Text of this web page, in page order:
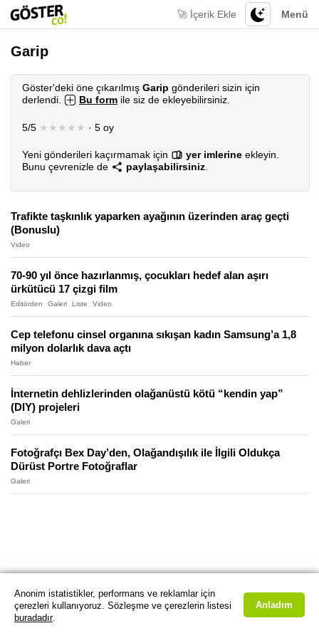
Menü
🚀 İçerik Ekle
Garip
Göster'deki öne çıkarılmış Garip gönderileri sizin için
derlendi.
Bu form ile siz de ekleyebilirsiniz.
5/5 ★★★★★ · 5 oy
Yeni gönderileri kaçırmamak için yer imlerine ekleyin.
Bunu çevrenizle de
paylaşabilirsiniz
Trafikte taşkınlık yaparken ayağının üzerinden araç geçti
(Bonuslu)
Video
70-90 yıl önce hazırlanmış, çocukları hedef alan aşırı
ürkütücü 17 çizgi film
Editörden Galeri Liste Video
Cep telefonu cinsel organına sıkışan kadın Samsung’a 1,8
milyon dolarlık dava açtı
Haber
İnternetin dehlizlerinden olağanüstü kötü “kendin yap”
(DIY) projeleri
Galeri
Fotoğrafçı Bex Day’den, Olağandışılık ile İlgili Oldukça
Dürüst Portre Fotoğraflar
Galeri
Anonim istatistikler, performans ve reklamlar için
çerezleri kullanıyoruz. Sözleşme ve çerezlerin listesi
buradadır.
Anladım